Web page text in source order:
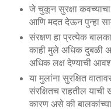
जे चुकून सुरक्षा कवच्याचा
आणि मदत देऊन पुन्हा
संरक्षण हा प्रत्येक
काही मुले अधिक दुबळी
अधिक लक्ष देण्याची
या मुलांना सुरक्षित
संरक्षितच राहतील
कारण असे की बालकांच्या